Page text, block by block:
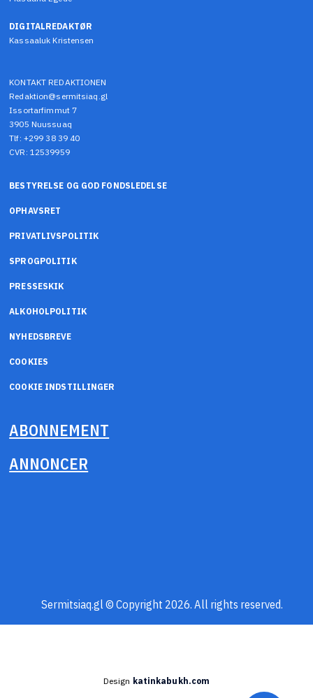
DIGITALREDAKTØR
Kassaaluk Kristensen
KONTAKT REDAKTIONEN
Redaktion@sermitsiaq.gl
Issortarfimmut 7
3905 Nuussuaq
Tlf: +299 38 39 40
CVR: 12539959
BESTYRELSE OG GOD FONDSLEDELSE
OPHAVSRET
PRIVATLIVSPOLITIK
SPROGPOLITIK
PRESSESKIK
ALKOHOLPOLITIK
NYHEDSBREVE
COOKIES
COOKIE INDSTILLINGER
ABONNEMENT
ANNONCER
Sermitsiaq.gl © Copyright 2026. All rights reserved.
Design katinkabukh.com